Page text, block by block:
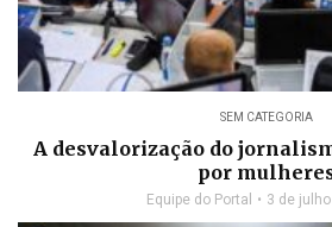
SEM CATEGORIA
A desvalorização do
por
Equipe do Portal 3 de